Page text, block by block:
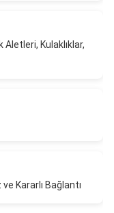
Kulaklıklar,
Kararlı Bağlantı